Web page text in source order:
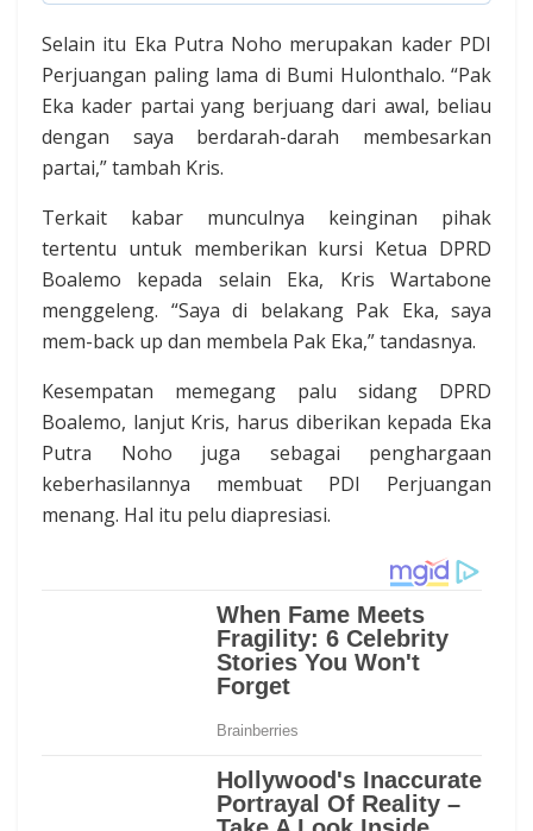
Selain itu Eka Putra Noho merupakan kader PDI
Perjuangan paling lama di Bumi Hulonthalo. “Pak
Eka kader partai yang berjuang dari awal, beliau
dengan saya berdarah-darah membesarkan
partai,” tambah Kris.
Terkait kabar munculnya keinginan pihak
tertentu untuk memberikan kursi Ketua DPRD
Boalemo kepada selain Eka, Kris Wartabone
menggeleng. “Saya di belakang Pak Eka, saya
mem-back up dan membela Pak Eka,” tandasnya.
Kesempatan memegang palu sidang DPRD
Boalemo, lanjut Kris, harus diberikan kepada Eka
Putra Noho juga sebagai penghargaan
keberhasilannya membuat PDI Perjuangan
menang. Hal itu pelu diapresiasi.